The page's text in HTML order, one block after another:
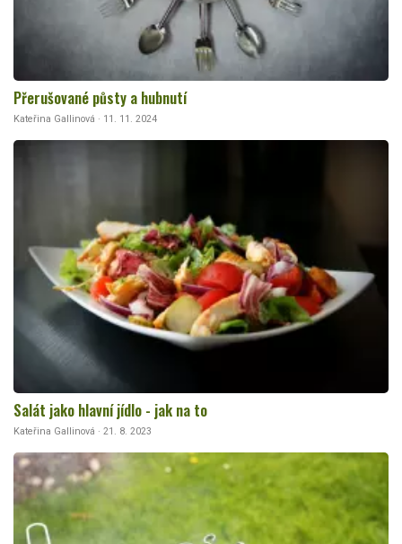
Přerušované půsty a hubnutí
Kateřina Gallinová · 11. 11. 2024
Salát jako hlavní jídlo - jak na to
Kateřina Gallinová · 21. 8. 2023